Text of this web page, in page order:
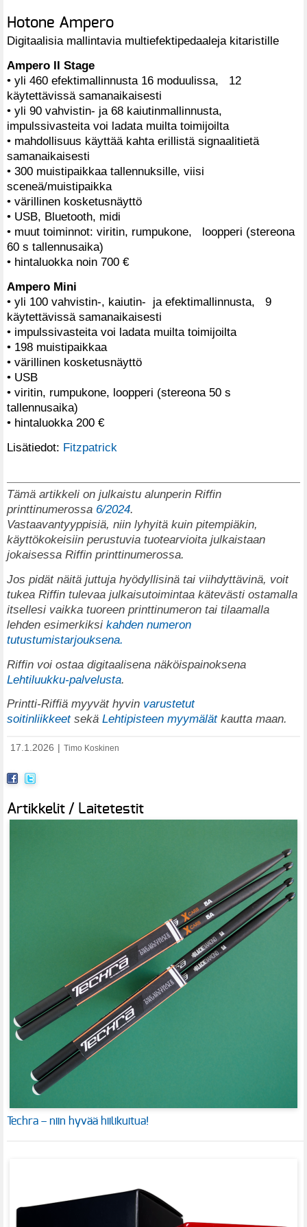
Hotone Ampero
Digitaalisia mallintavia multiefektipedaaleja kitaristille
Ampero II Stage
• yli 460 efektimallinnusta 16 moduulissa, 12
käytettävissä samanaikaisesti
• yli 90 vahvistin- ja 68 kaiutinmallinnusta,
impulssivasteita voi ladata muilta toimijoilta
• mahdollisuus käyttää kahta erillistä signaalitietä
samanaikaisesti
• 300 muistipaikkaa tallennuksille, viisi
sceneä/muistipaikka
• värillinen kosketusnäyttö
• USB, Bluetooth, midi
• muut toiminnot: viritin, rumpukone, loopperi (stereona
60 s tallennusaika)
• hintaluokka noin 700 €
Ampero Mini
• yli 100 vahvistin-, kaiutin- ja efektimallinnusta, 9
käytettävissä samanaikaisesti
• impulssivasteita voi ladata muilta toimijoilta
• 198 muistipaikkaa
• värillinen kosketusnäyttö
• USB
• viritin, rumpukone, loopperi (stereona 50 s
tallennusaika)
• hintaluokka 200 €
Lisätiedot: Fitzpatrick
Tämä artikkeli on julkaistu alunperin Riffin
printtinumerossa 6/2024.
Vastaavantyyppisiä, niin lyhyitä kuin pitempiäkin,
käyttökokeisiin perustuvia tuotearvioita julkaistaan
jokaisessa Riffin printtinumerossa.
Jos pidät näitä juttuja hyödyllisinä tai viihdyttävinä, voit
tukea Riffin tulevaa julkaisutoimintaa kätevästi ostamalla
itsellesi vaikka tuoreen printtinumeron tai tilaamalla
lehden esimerkiksi kahden numeron
tutustumistarjouksena.
Riffin voi ostaa digitaalisena näköispainoksena
Lehtiluukku-palvelusta.
Printti-Riffiä myyvät hyvin varustetut
soitinliikkeet sekä Lehtipisteen myymälätkautta maan.
17.1.2026 Timo Koskinen
Artikkelit / Laitetestit
Techra – niin hyvää hiilikuitua!